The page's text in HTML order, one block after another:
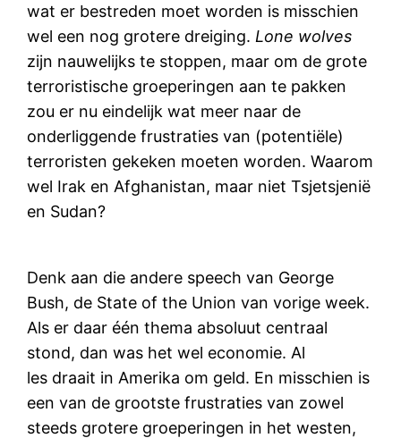
wat er bestreden moet worden is misschien
wel een nog grotere dreiging. Lone wolves
zijn nauwelijks te stoppen, maar om de grote
terroristische groeperingen aan te pakken
zou er nu eindelijk wat meer naar de
onderliggende frustraties van (potentiële)
terroristen gekeken moeten worden. Waarom
wel Irak en Afghanistan, maar niet Tsjetsjenië
en Sudan?
Denk aan die andere speech van George
Bush, de State of the Union van vorige week.
Als er daar één thema absoluut centraal
stond, dan was het wel economie. Al
les draait in Amerika om geld. En misschien is
een van de grootste frustraties van zowel
steeds grotere groeperingen in het westen,